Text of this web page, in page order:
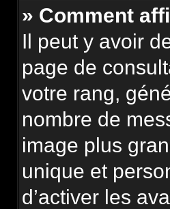
» Comment
Il peut y avoir
page de
votre rang,
nombre de
image plus
unique et
d’activer les